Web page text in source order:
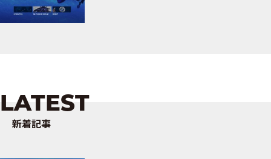
LATEST
新着記事